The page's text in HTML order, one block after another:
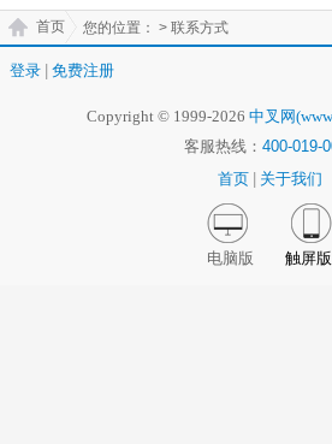
您的位置：
首页 > 联系方式
登录 免费注册
Copyright © 1999-2026 中叉网
客服热线： 400-019-
首页
关于我们
电脑版 触屏版